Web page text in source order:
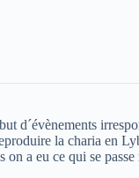
d´évènements
la charia en
on a eu ce qui se